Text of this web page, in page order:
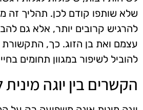
שלא שותפו קודם לכן. תהליך
להרגיש קרובים יותר, אלא גם
עצמם ואת בן הזוג. כך, התקשורת
להוביל לשיפור במגוון תחומים
הקשרים בין יוגה